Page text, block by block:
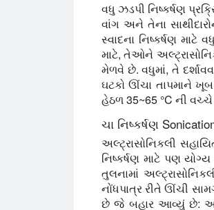
વધુ ઝડપી નિષ્કર્ષણ
વાંગ અને તેના
સ્વાદના નિષ્કર્ષણ માટે
માટે, તેઓને
મેળવે છે. વધુમાં, તે
ઘટકો ઊંચા તાપમાને
હેઠળ 35~65 °C ની વચ્ચે
ચા નિષ્કર્ષણ
અલ્ટ્રાસોનિકલી
નિષ્કર્ષણ માટે પણ
તુલનામાં
નોંધપાત્ર રીતે ઊંચી
છે જે બહાર આવ્યું છે: